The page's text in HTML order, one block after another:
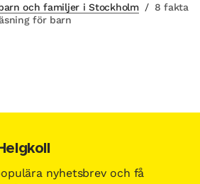
och familjer i Stockholm / 8 fakta
för barn
nyhetsbrev och få